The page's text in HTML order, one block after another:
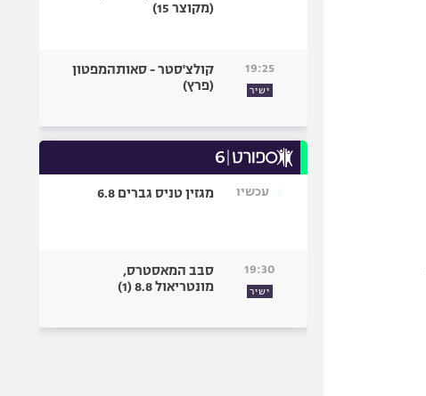
(מקוצר 15)
19:25
ישיר
קולצ'סטר - סאותהמפטון
(פרץ)
עכשיו מגזין טניס גברים 6.8
19:30
ישיר
סבב המאסטרס,
מונטריאול 8.8 (1)